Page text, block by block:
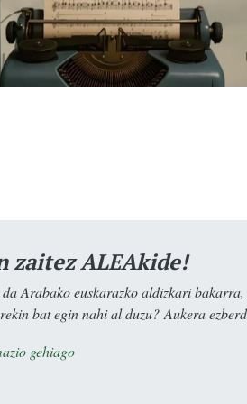
zaitez ALEAkide!
Arabako euskarazko aldizkari
bat egin nahi al duzu? Aukera
gehiago